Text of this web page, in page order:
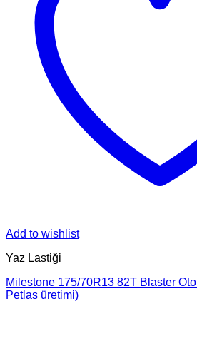
Add to wishlist
Yaz Lastiği
Milestone 175/70R13 82T Blaster
Petlas üretimi)